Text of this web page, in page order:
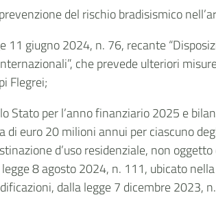
del rischio bradisismico
giugno 2024, n. 76, recante
che prevede ulteriori
Flegrei;
Stato per l’anno finanziario 2025 e
euro 20 milioni annui per ciascuno
d’uso residenziale, non
8 agosto 2024, n. 111, ubicato
dalla legge 7 dicembre 2023,